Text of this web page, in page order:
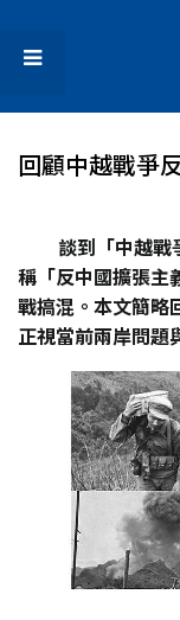
回顧中越戰爭
談到「中越戰
稱「反中國擴張主
戰搞混。本文簡略
正視當前兩岸問題